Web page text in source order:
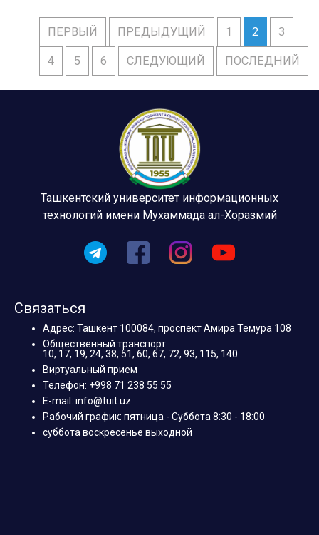
ПЕРВЫЙ ПРЕДЫДУЩИЙ 1 2 3
4 5 6 СЛЕДУЮЩИЙ ПОСЛЕДНИЙ
Ташкентский университет информационных
технологий имени Мухаммада ал-Хоразмий
Связаться
Адрес: Ташкент 100084, проспект Амира Темура 108
Общественный транспорт:
10, 17, 19, 24, 38, 51, 60, 67, 72, 93, 115, 140
Виртуальный прием
Телефон: +998 71 238 55 55
E-mail: info@tuit.uz
Рабочий график: пятница - Суббота 8:30 - 18:00
суббота воскресенье выходной